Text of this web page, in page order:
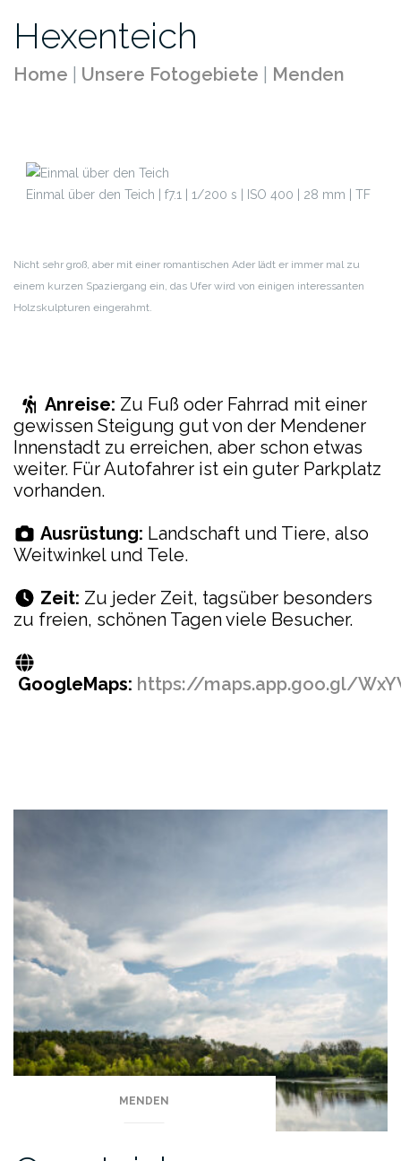
Hexenteich
Home Unsere Fotogebiete Menden
Einmal über den Teich | f7.1 | 1/200 s | ISO 400 | 28 mm | TF
Nicht sehr groß, aber mit einer romantischen Ader lädt er immer mal zu
einem kurzen Spaziergang ein, das Ufer wird von einigen interessanten
Holzskulpturen eingerahmt.
Anreise: Zu Fuß oder Fahrrad mit einer
gewissen Steigung gut von der Mendener
Innenstadt zu erreichen, aber schon etwas
weiter. Für Autofahrer ist ein guter Parkplatz
vorhanden.
Ausrüstung: Landschaft und Tiere, also
Weitwinkel und Tele.
Zeit: Zu jeder Zeit, tagsüber besonders
zu freien, schönen Tagen viele Besucher.
GoogleMaps: https://maps.app.goo.gl/
MENDEN